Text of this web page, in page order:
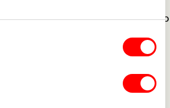
studier/sam/arkivvitenskap
plikt og ansvar å ta vare på
til saker og avgjørelser. Viktig i